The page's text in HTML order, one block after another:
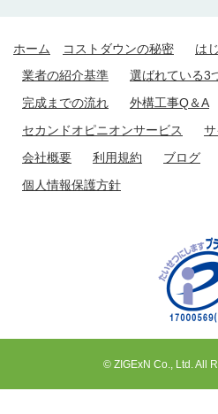
ホーム コストダウンの秘密
は
業者の紹介基準
選ばれている3
完成までの流れ
外構工事Q＆A
セカンドオピニオンサービス
会社概要
利用規約 ブログ
個人情報保護方針
© ZIGExN Co., Ltd. All